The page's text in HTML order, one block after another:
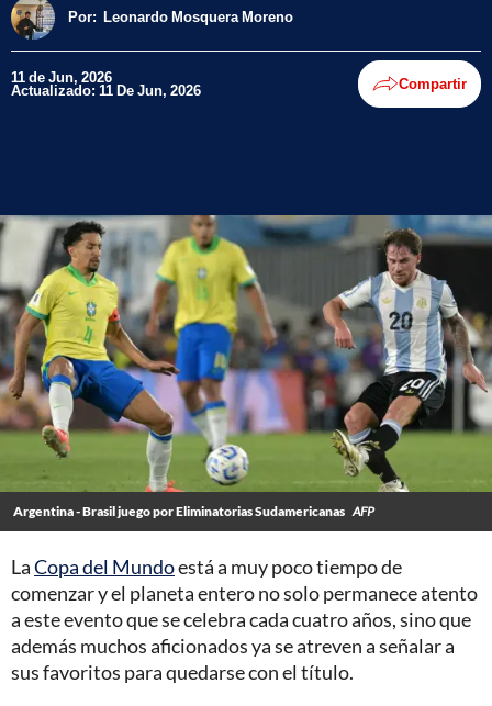
Por: Leonardo Mosquera Moreno
11 de Jun, 2026
Actualizado: 11 De Jun, 2026 Compartir
Argentina - Brasil juego por Eliminatorias Sudamericanas AFP
LaCopa del Mundoestá a muy poco tiempo de
comenzar y el planeta entero no solo permanece atento
a este evento que se celebra cada cuatro años, sino que
además muchos aficionados ya se atreven a señalar a
sus favoritos para quedarse con el título.